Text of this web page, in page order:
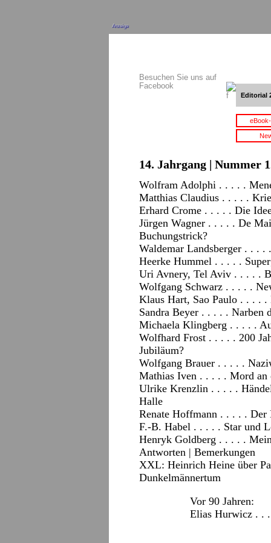
Anzeige
Besuchen Sie uns auf
Facebook
Editorial
14. Jahrgang | Nummer
Wolfram Adolphi . . . . .
Matthias Claudius . . . . .
Erhard Crome . . . . . Die
Jürgen Wagner . . . . . De
Buchungstrick?
Waldemar Landsberger . . . .
Heerke Hummel . . . . .
Uri Avnery, Tel Aviv . . . . .
Wolfgang Schwarz . . . . .
Klaus Hart, Sao Paulo . . . .
Sandra Beyer . . . . . Narben
Michaela Klingberg . . . . .
Wolfhard Frost . . . . . 200
Jubiläum?
Wolfgang Brauer . . . . .
Mathias Iven . . . . . Mord an
Ulrike Krenzlin . . . . .
Halle
Renate Hoffmann . . . . . Der
F.-B. Habel . . . . . Star und
Henryk Goldberg . . . . .
Antworten | Bemerkungen
XXL: Heinrich Heine über
Dunkelmännertum
Vor 90 Jahren:
Elias Hurwicz . .